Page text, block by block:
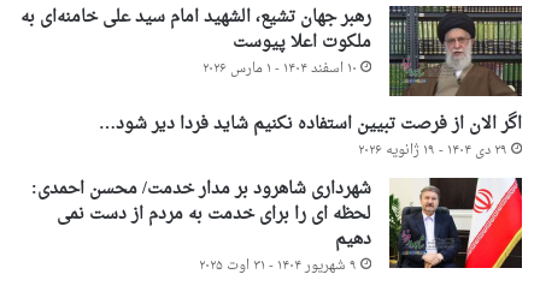
رهبر جهان تشیع، الشهید امام سید علی خامنه‌ای به
ملکوت اعلا پیوست
۱۰ اسفند ۱۴۰۴ - ۱ مارس ۲۰۲۶
اگر الان از فرصت تبیین استفاده نکنیم شاید فردا دیر شود…
۲۹ دی ۱۴۰۴ - ۱۹ ژانویه ۲۰۲۶
شهرداری شاهرود بر مدار خدمت/ محسن احمدی:
لحظه ای را برای خدمت به مردم از دست نمی
دهیم
۹ شهریور ۱۴۰۴ - ۳۱ اوت ۲۰۲۵